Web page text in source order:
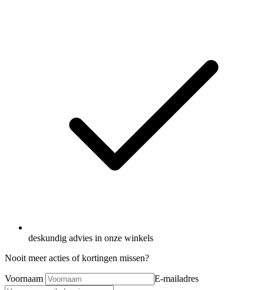
deskundig advies in onze winkels
Nooit meer acties of kortingen missen?
Voornaam E-mailadres